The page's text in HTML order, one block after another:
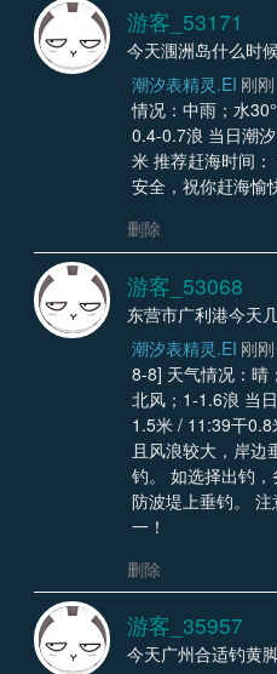
游客_53171
今天涠洲岛什么时
潮汐表精灵.EI 刚刚
情况：中雨；水
0.4-0.7浪 当日潮
米 推荐赶海时间
安全，祝你赶海愉
删除
游客_53068
东营市广利港今天
潮汐表精灵.EI 刚刚
8-8] 天气情况：晴
北风；1-1.6浪 当
1.5米 / 11:39干0.8米 /
且风浪较大，岸边
钓。 如选择出钓
防波堤上垂钓。
一！
删除
游客_35957
今天广州合适钓黄